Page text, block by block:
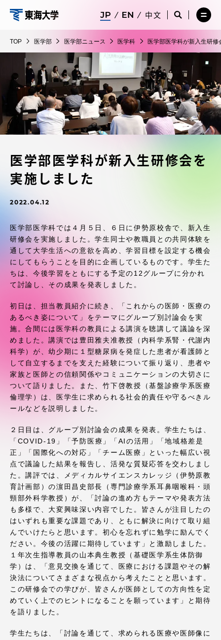
キ
ッ
プ
学
部
中文
サ
検
索
く
サ
イ
索
を
閉
る
メ
ー
を
開
TOP 医学部 医学部ニュース 医学科 医学部医学科が新入生研
医学部医学科が新入生研修会を
実施しました
2022.04.12
医学部医学科では４月５日、６日に伊勢原校舎で、新入生
研修会を実施しました。学生同士や教職員との共同体験を
通して大学生活への意欲を高め、学習目標を設定する機会
にしてもらうことを目的に企画しているものです。学生た
ちは、今後学習をともにする予定の12グループに分かれ
て討論し、その成果を発表しました。
初日は、担当教員紹介に続き、「これからの医師・医療の
あるべき姿について」をテーマにグループ別討論会を実
施。合間には医学科の教員による講演を聴講して議論を深
めました。講演では豊田雅夫准教授（内科学系腎・代謝内
科学）が、幼少期に１型糖尿病を発症した患者が看護師と
して自立するまでを支えた経験について振り返り、患者や
家族と医師との信頼関係やコミュニケーションの大切さに
ついて語りました。また、竹下啓教授（基盤診療学系医療
倫理学）は、医学生に求められる社会的責任や守るべきル
ールなどを説明しました。
２日目は、グループ別討論会の成果を発表。学生たちは、
「COVID-19」「予防医療」「AIの活用」「地域格差是
正」「国際化への対応」「チーム医療」といった幅広い視
点で議論した結果を報告し、活発な質疑応答を交わしまし
た。講評では、メディカルサイエンスカレッジ（伊勢原教
育計画部）の濵田昌史部長（専門診療学系耳鼻咽喉科・頭
頸部外科学教授）が、「討論の進め方もテーマや発表方法
も多様で、大変興味深い内容でした。皆さんが注目したの
はいずれも重要な課題であり、ともに解決に向けて取り組
んでいけたらと思います。初心を忘れずに勉学に励んでく
ださい。今後の活躍に期待しています」と激励しました。
１年次生指導教員の山本典生教授（基礎医学系生体防御
学）は、「意見交換を通じて、医療における課題やその解
決法についてさまざまな視点から考えたことと思います。
この研修会での学びが、皆さんが医師としての方向性を定
めていく上でのヒントになることを願っています」と期待
を語りました。
学生たちは、「討論を通じて、求められる医療や医師像に
メ
ニ
を
閉
在学生・保護者向けポータル（TIPS）
受験・入学案内
教員・研究者ガイド
大学の概要
受験・入学案内
学生生活
グローバルネットワーク
学外連携
学園ネットワーク
各種情報・お問い合わせ
アクセス情報
品川キャンパス 湘南キャンパス
伊勢原キャンパス 静岡キャンパス
熊本キャンパス
阿蘇くまもと
臨空キャンパス
札幌キャンパス